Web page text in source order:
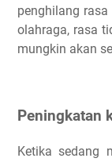
penghilang
olahraga, rasa
mungkin akan
Peningkatan
Ketika sedang